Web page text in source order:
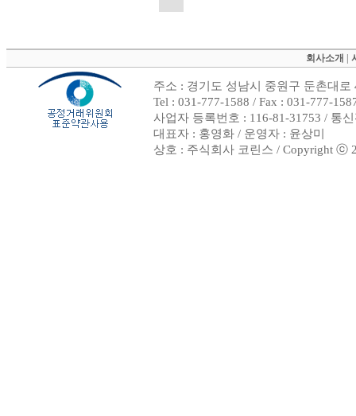
회사소개
주소 : 경기도 성남시 중원구 둔촌대
Tel : 031-777-1588 / Fax : 031-777-
사업자 등록번호 : 116-81-31753 / 통
대표자 : 홍영화 / 운영자 : 윤상미
상호 : 주식회사 코린스 / Copyright ⓒ